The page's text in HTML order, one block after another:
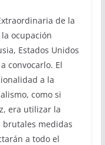
de la
la ocupación
Estados Unidos
convocarlo. El
a la
como si
era utilizar la
brutales medidas
a todo el